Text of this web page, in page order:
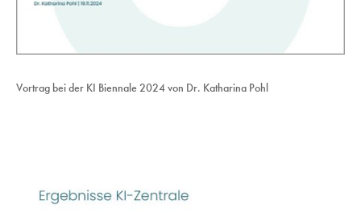
Vortrag bei der KI Biennale 2024 von Dr. Katharina Pohl